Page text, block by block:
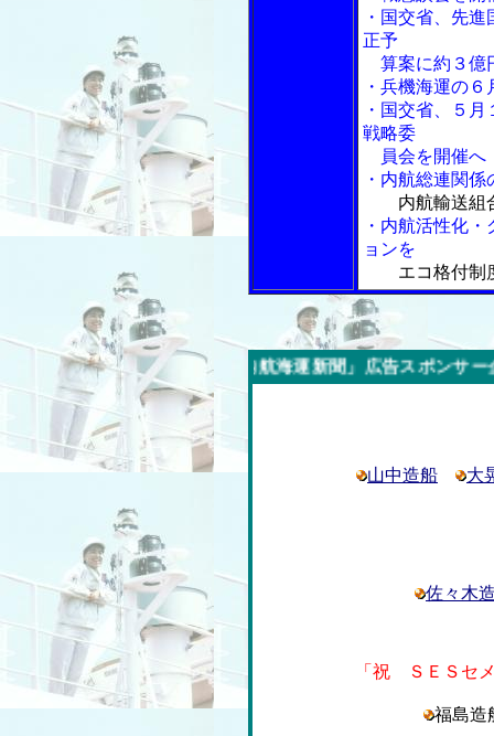
・国交省、先
正予
算案に約３億
・兵機海運の
・国交省、５
戦略委
員会を開催へ
・内航総連関
内航輸送組
・内航活性化
ョンを
エコ格付制
今週の「内航海運新聞」広告スポンサー企業
山中造船 大
佐々木
「祝 ＳＥＳセ
福島